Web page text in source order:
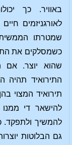
באוויר. כך
לאורגניזמים
שמטרתו
כשמסלקים את
שהוא יוצר. אם
התירואיד תהיה
תירואיד המצוי
להישאר די
להמשיך ולתפקד.
גם הבלוטות